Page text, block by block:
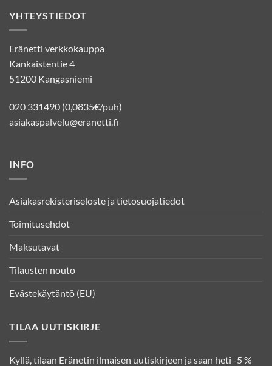
YHTEYSTIEDOT
Eränetti verkkokauppa
Kankaistentie 4
51200 Kangasniemi
020 331490 (0,0835€/puh)
asiakaspalvelu@eranetti.fi
INFO
Asiakasrekisteriseloste ja tietosuojatiedot
Toimitusehdot
Maksutavat
Tilausten nouto
Evästekäytäntö (EU)
TILAA UUTISKIRJE
Kyllä, tilaan Eränetin ilmaisen uutiskirjeen ja saan heti -5 %